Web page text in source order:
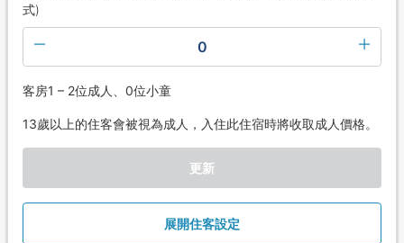
式)
0
客房1 – 2位成人、0位小童
13歲以上的住客會被視為成人，入住此住宿時將收取成人價格。
更新
展開住客設定